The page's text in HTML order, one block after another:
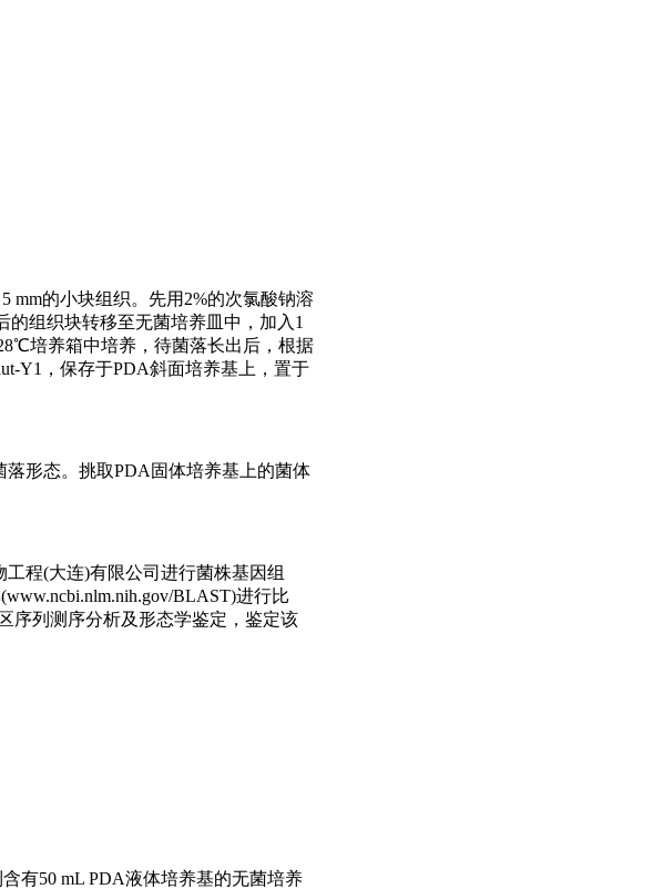
mm的小块组织。先用2%的次氯酸钠溶
的组织块转移至无菌培养皿中，加入1
培养箱中培养，待菌落长出后，根据
Y1，保存于PDA斜面培养基上，置于
形态。挑取PDA固体培养基上的菌体
程(大连)有限公司进行菌株基因组
BLAST)进行比
序列测序分析及形态学鉴定，鉴定该
有50 mL PDA液体培养基的无菌培养